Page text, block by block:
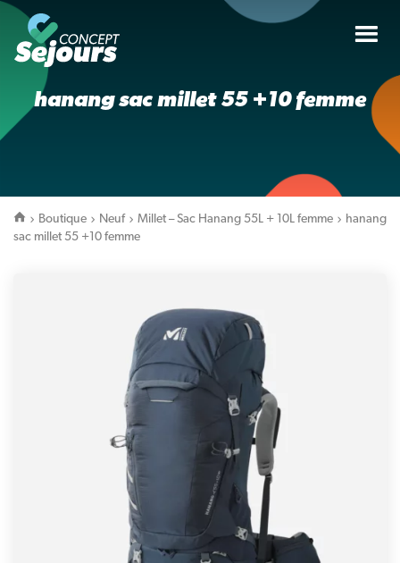
hanang sac millet 55 +10 femme
Boutique Neuf Millet – Sac Hanang 55L + 10L femme
hanang
sac millet 55 +10 femme